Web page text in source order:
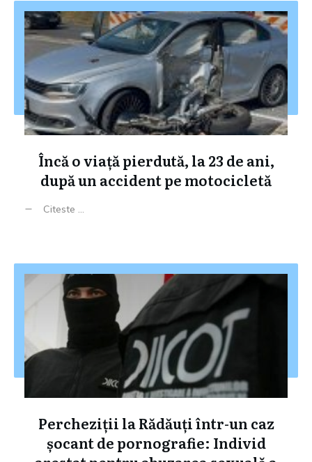
Încă o viață pierdută, la 23 de ani,
după un accident pe motocicletă
Citeste ...
Percheziții la Rădăuți într-un caz
șocant de pornografie: Individ